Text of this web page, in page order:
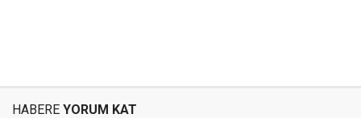
HABERE YORUM KAT